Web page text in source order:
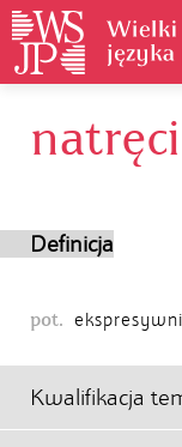
Definicja
pot.
Kwalifikacja